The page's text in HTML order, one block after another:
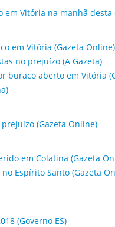
Vitória na manhã desta
em Vitória (Gazeta Online)
no prejuízo (A Gazeta)
buraco aberto em Vitória
(Gazeta Online)
em Colatina (Gazeta
Espírito Santo (Gazeta
(Governo ES)